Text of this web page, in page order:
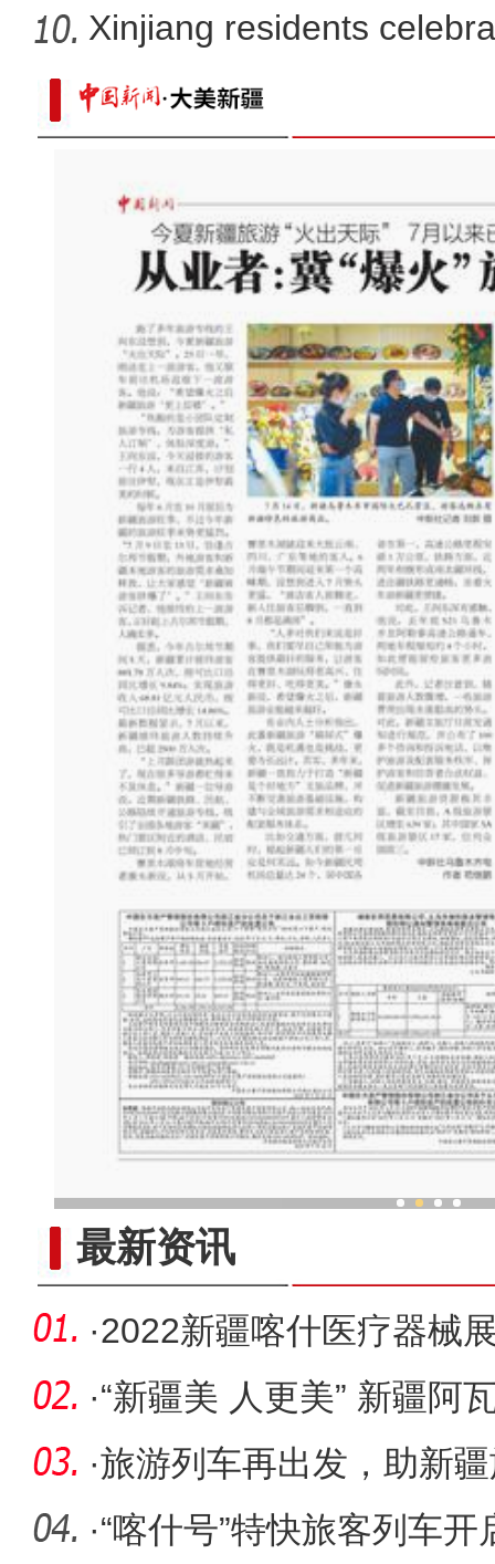
Xinjiang residents
最新资讯
·2022新疆喀什医疗器械
发展喀什
·“新疆美 人更美” 新疆阿
高温
·旅游列车再出发，助新疆
·“喀什号”特快旅客列车